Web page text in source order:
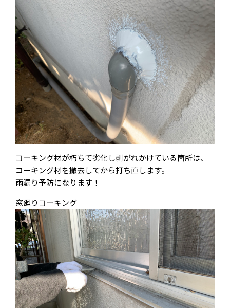
コーキング材が朽ちて劣化し剥がれかけている箇所は、
コーキング材を撤去してから打ち直します。
雨漏り予防になります！
窓廻りコーキング